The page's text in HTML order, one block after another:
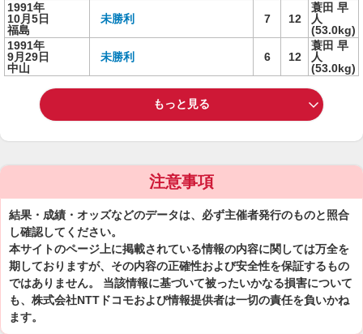
1991年
10月5日
福島
未勝利 7 12
蓑田 早
人
(53.0kg)
1991年
9月29日
中山
未勝利 6 12
蓑田 早
人
(53.0kg)
もっと見る
注意事項
結果・成績・オッズなどのデータは、必ず主催者発行のものと照合
し確認してください。
本サイトのページ上に掲載されている情報の内容に関しては万全を
期しておりますが、その内容の正確性および安全性を保証するもの
ではありません。 当該情報に基づいて被ったいかなる損害について
も、株式会社NTTドコモおよび情報提供者は一切の責任を負いかね
ます。